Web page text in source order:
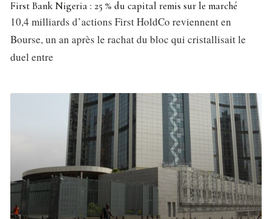
First Bank Nigeria : 25 % du capital remis sur le marché
10,4 milliards d’actions First HoldCo reviennent en
Bourse, un an après le rachat du bloc qui cristallisait le
duel entre